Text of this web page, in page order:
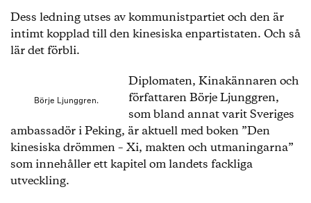
Dess ledning utses av kommunistpartiet och den är
intimt kopplad till den kinesiska enpartistaten. Och så
lär det förbli.
Börje Ljunggren.
Diplomaten, Kinakännaren och
författaren Börje Ljunggren,
som bland annat varit Sveriges
ambassadör i Peking, är aktuell med boken ”Den
kinesiska drömmen – Xi, makten och utmaningarna”
som innehåller ett kapitel om landets fackliga
utveckling.